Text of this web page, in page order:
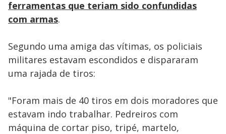
ferramentas que teriam sido confundidas
com armas.
Segundo uma amiga das vítimas, os policiais
militares estavam escondidos e dispararam
uma rajada de tiros:
"Foram mais de 40 tiros em dois moradores que
estavam indo trabalhar. Pedreiros com
máquina de cortar piso, tripé, martelo,